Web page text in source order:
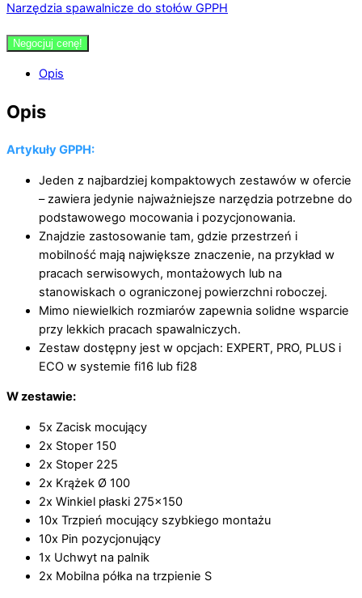
Narzędzia spawalnicze do stołów GPPH
Negocjuj cenę!
Opis
Opis
Artykuły GPPH:
Jeden z najbardziej kompaktowych zestawów w ofercie
– zawiera jedynie najważniejsze narzędzia potrzebne do
podstawowego mocowania i pozycjonowania.
Znajdzie zastosowanie tam, gdzie przestrzeń i
mobilność mają największe znaczenie, na przykład w
pracach serwisowych, montażowych lub na
stanowiskach o ograniczonej powierzchni roboczej.
Mimo niewielkich rozmiarów zapewnia solidne wsparcie
przy lekkich pracach spawalniczych.
Zestaw dostępny jest w opcjach: EXPERT, PRO, PLUS i
ECO w systemie fi16 lub fi28
W zestawie:
5x Zacisk mocujący
2x Stoper 150
2x Stoper 225
2x Krążek Ø 100
2x Winkiel płaski 275×150
10x Trzpień mocujący szybkiego montażu
10x Pin pozycjonujący
1x Uchwyt na palnik
2x Mobilna półka na trzpienie S